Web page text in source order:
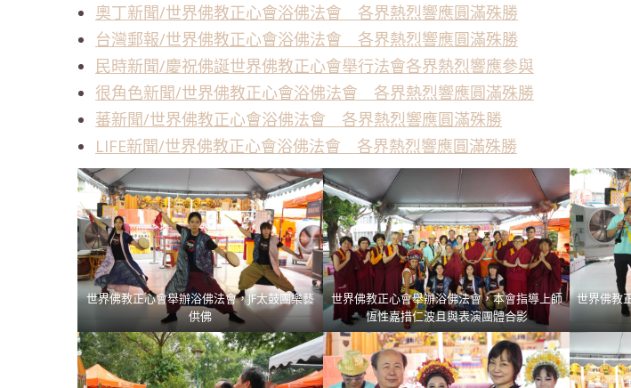
奧丁新聞/世界佛教正心會浴佛法會 各界熱烈響應圓滿殊勝
台灣郵報/世界佛教正心會浴佛法會 各界熱烈響應圓滿殊勝
民時新聞/慶祝佛誕世界佛教正心會舉行法會各界熱烈響應參與
很角色新聞/世界佛教正心會浴佛法會 各界熱烈響應圓滿殊勝
蕃新聞/世界佛教正心會浴佛法會 各界熱烈響應圓滿殊勝
LIFE新聞/世界佛教正心會浴佛法會 各界熱烈響應圓滿殊勝
世界佛教正心會舉辦浴佛法會，JF太鼓團樂藝
供佛
世界佛教正心會舉辦浴佛法會，本會指導上師
恆性嘉措仁波且與表演團體合影
世界佛教